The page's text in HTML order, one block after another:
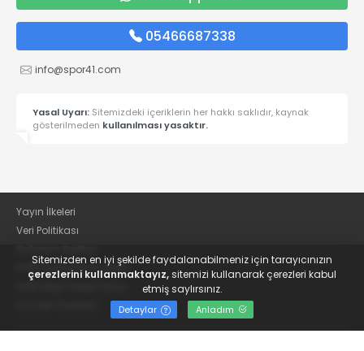
05466687338
info@spor41.com
Yasal Uyarı: Sitemizdeki içeriklerin her hakkı saklıdır, kaynak
gösterilmeden kullanılması yasaktır.
Yayın İlkeleri
Veri Politikası
KVKK Aydınlatma Metni
Sitemizden en iyi şekilde faydalanabilmeniz için tarayıcınızın
çerezlerini kullanmaktayız,sitemizi kullanarak çerezleri kabul
etmiş saylırsınız.
Detaylar Anladım